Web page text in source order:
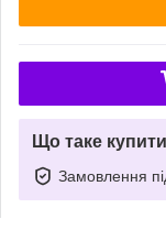
Що таке
Замовлення